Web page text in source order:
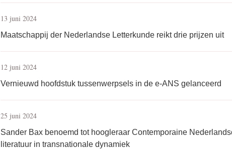
13 juni 2024
Maatschappij der Nederlandse Letterkunde reikt drie prijzen uit
12 juni 2024
Vernieuwd hoofdstuk tussenwerpsels in de e-ANS gelanceerd
25 juni 2024
Sander Bax benoemd tot hoogleraar Contemporaine
literatuur in transnationale dynamiek